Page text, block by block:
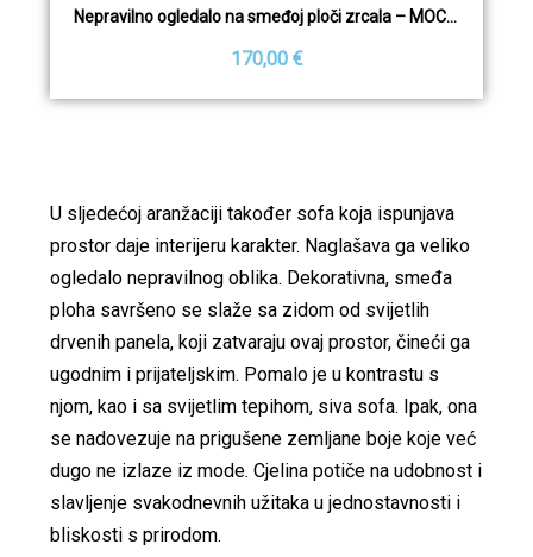
Nepravilno ogledalo na smeđoj ploči zrcala – MOCHA TRUFFLE
170,00 €
U sljedećoj aranžaciji također sofa koja ispunjava
prostor daje interijeru karakter. Naglašava ga veliko
ogledalo nepravilnog oblika. Dekorativna, smeđa
ploha savršeno se slaže sa zidom od svijetlih
drvenih panela, koji zatvaraju ovaj prostor, čineći ga
ugodnim i prijateljskim. Pomalo je u kontrastu s
njom, kao i sa svijetlim tepihom, siva sofa. Ipak, ona
se nadovezuje na prigušene zemljane boje koje već
dugo ne izlaze iz mode. Cjelina potiče na udobnost i
slavljenje svakodnevnih užitaka u jednostavnosti i
bliskosti s prirodom.